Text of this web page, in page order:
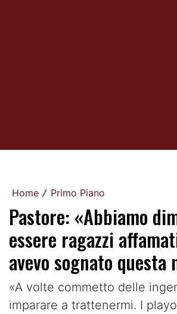
Home / Primo Piano
Pastore: «Abbiamo
essere ragazzi
avevo sognato questa
«A volte commetto delle
imparare a trattenermi. I